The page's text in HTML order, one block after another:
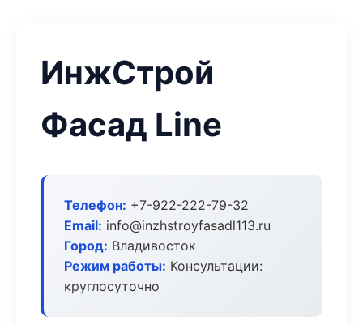
ИнжСтрой
Фасад Line
Телефон: +7-922-222-79-32
Email: info@inzhstroyfasadl113.ru
Город: Владивосток
Режим работы: Консультации:
круглосуточно